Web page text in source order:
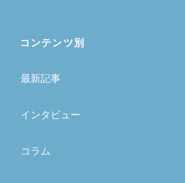
コンテンツ別
最新記事
インタビュー
コラム